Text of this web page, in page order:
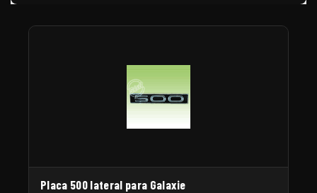
Placa 500 lateral para Galaxie